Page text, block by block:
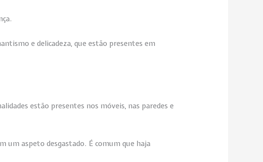
e delicadeza, que estão presentes em
estão presentes nos móveis, nas paredes e
um aspeto desgastado. É comum que haja